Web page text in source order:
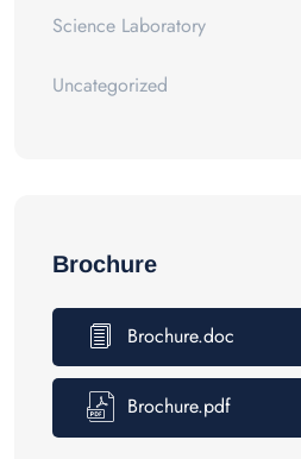
Science Laboratory
Uncategorized
Brochure
Brochure.doc
Brochure.pdf